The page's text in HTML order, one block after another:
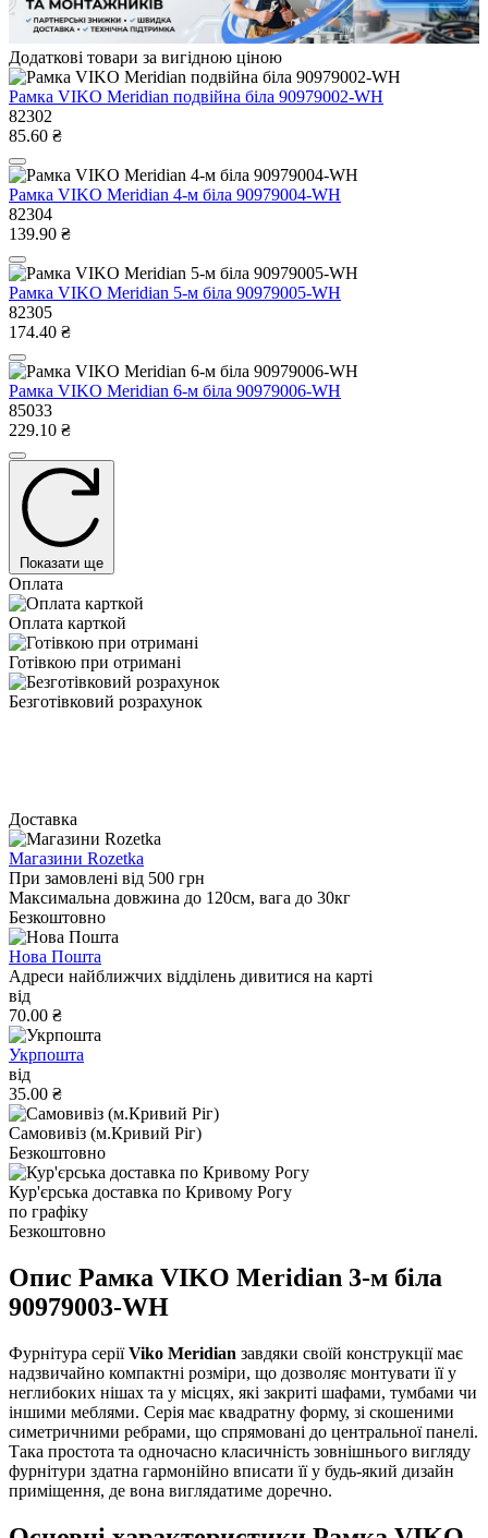
Додаткові товари за вигідною ціною
Рамка VIKO Meridian подвійна бiла 90979002-WH
82302
85.60 ₴
Рамка VIKO Meridian 4-м бiла 90979004-WH
82304
139.90 ₴
Рамка VIKO Meridian 5-м бiла 90979005-WH
82305
174.40 ₴
Рамка VIKO Meridian 6-м бiла 90979006-WH
85033
229.10 ₴
Показати ще
Оплата
Оплата карткой
Готівкою при отримані
Безготівковий розрахунок
Доставка
Магазини Rozetka
При замовлені від 500 грн
Максимальна довжина до 120см, вага до 30кг
Безкоштовно
Нова Пошта
Адреси найближчих відділень дивитися на карті
від
70.00 ₴
Укрпошта
від
35.00 ₴
Самовивіз (м.Кривий Ріг)
Безкоштовно
Кур'єрська доставка по Кривому Рогу
по графіку
Безкоштовно
Опис Рамка VIKO Meridian 3-м бiла
90979003-WH
Фурнітура серіїViko Meridian завдяки своїй конструкції має
надзвичайно компактні розміри, що дозволяє монтувати її у
неглибоких нішах та у місцях, які закриті шафами, тумбами чи
іншими меблями. Серія має квадратну форму, зі скошеними
симетричними ребрами, що спрямовані до центральної панелі.
Така простота та одночасно класичність зовнішнього вигляду
фурнітури здатна гармонійно вписати її у будь-який дизайн
приміщення, де вона виглядатиме доречно.